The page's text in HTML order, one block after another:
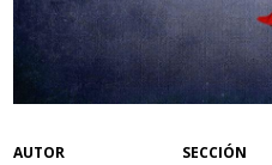
AUTOR SECCIÓN